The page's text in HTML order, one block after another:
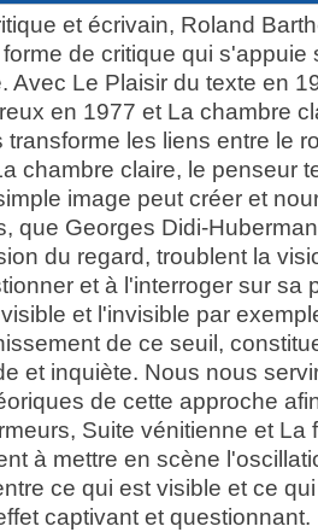
et écrivain, Roland
de critique qui s'appuie
Avec Le Plaisir du texte en
en 1977 et La chambre
transforme les liens entre le
chambre claire, le penseur
image peut créer et
que Georges Didi-
du regard, troublent la
et à l'interroger sur sa
et l'invisible par
de ce seuil,
et inquiète. Nous nous
de cette approche
Suite vénitienne et La
à mettre en scène
ce qui est visible et ce
captivant et